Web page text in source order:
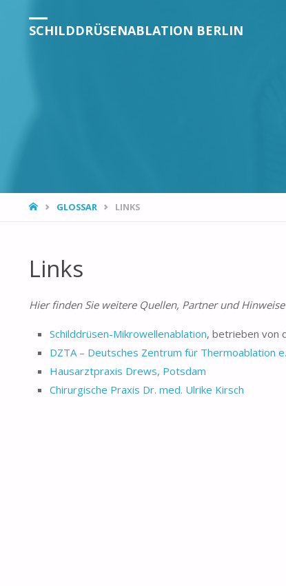
SCHILDDRÜSENABLATION BERLIN
GLOSSAR LINKS
Links
Hier finden Sie weitere Quellen, Partner und
Schilddrüsen-Mikrowellenablation, betrieben von
DZTA – Deutsches Zentrum für Thermoablation
Hausarztpraxis Drews, Potsdam
Chirurgische Praxis Dr. med. Ulrike Kirsch